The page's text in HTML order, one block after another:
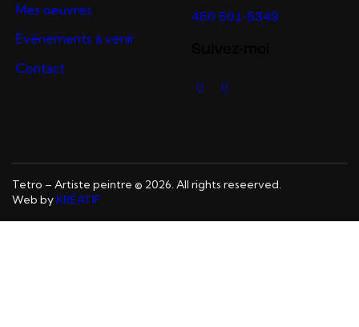
Mes oeuvres
Événements à venir
Contact
450 501-5343
Tetro – Artiste peintre © 2026. All rights reseerved.
Web byKRÉATIF